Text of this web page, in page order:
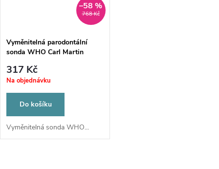
768 Kč
–58 %
Vyměnitelná parodontální
sonda WHO Carl Martin
317 Kč
Na objednávku
Do košíku
Vyměnitelná sonda WHO...